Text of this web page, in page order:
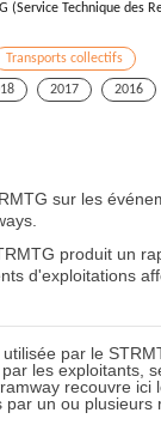
(Service Technique des
Transports collectifs
2017 2016
sur les
produit un
d'exploitations
par le
les exploitants,
recouvre ici
par un ou plusieurs